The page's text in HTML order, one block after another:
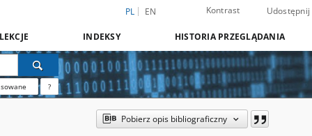
PL EN Kontrast Udostępnij
INDEKSY HISTORIA PRZEGLĄDANIA
?
Pobierz opis bibliograficzny